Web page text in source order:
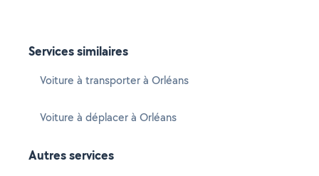
Services similaires
Voiture à transporter à Orléans
Voiture à déplacer à Orléans
Autres services